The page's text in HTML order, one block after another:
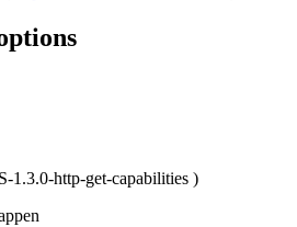
1.3.0-http-get-capabilities )